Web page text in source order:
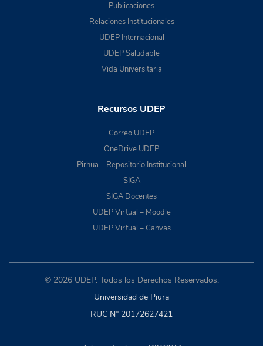
Publicaciones
Relaciones Institucionales
UDEP Internacional
UDEP Saludable
Vida Universitaria
Recursos UDEP
Correo UDEP
OneDrive UDEP
Pirhua – Repositorio Institucional
SIGA
SIGA Docentes
UDEP Virtual – Moodle
UDEP Virtual – Canvas
© 2026 UDEP. Todos los Derechos Reservados.
Universidad de Piura
RUC N° 20172627421